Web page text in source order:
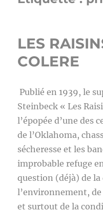
LES
COLERE
Publié en 1939, le
Steinbeck « Les
l’épopée d’une des
de l’Oklahoma,
sécheresse et les
improbable refuge
question (déjà) de
l’environnement,
et surtout de la